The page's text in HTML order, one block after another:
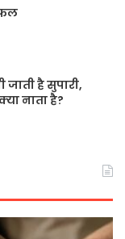
है सुपारी,
नाता है?